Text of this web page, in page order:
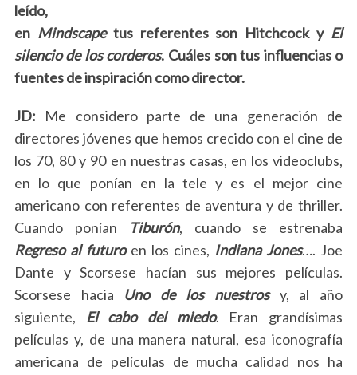
leído,
en Mindscapetus referentes son Hitchcock y El
silencio de los corderos. Cuáles son tus influencias o
fuentes de inspiración como director.
JD: Me considero parte de una generación de
directores jóvenes que hemos crecido con el cine de
los 70, 80 y 90 en nuestras casas, en los videoclubs,
en lo que ponían en la tele y es el mejor cine
americano con referentes de aventura y de thriller.
Cuando ponían
Tiburón, cuando se estrenaba
Regreso al futuroen los cines, Indiana Jones…. Joe
Dante y Scorsese hacían sus mejores películas.
Scorsese hacia Uno de los nuestrosy, al año
siguiente, El cabo del miedo. Eran grandísimas
películas y, de una manera natural, esa iconografía
americana de películas de mucha calidad nos ha
f
o
r